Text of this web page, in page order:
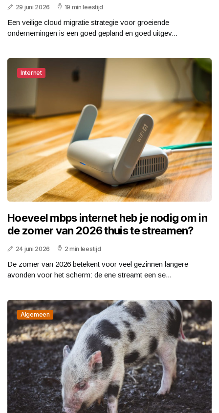
29 juni 2026 19 min leestijd
Een veilige cloud migratie strategie voor groeiende
ondernemingen is een goed gepland en goed uitgev...
Internet
Hoeveel mbps internet heb je nodig om in
de zomer van 2026 thuis te streamen?
24 juni 2026 2 min leestijd
De zomer van 2026 betekent voor veel gezinnen langere
avonden voor het scherm: de ene streamt een se...
Algemeen